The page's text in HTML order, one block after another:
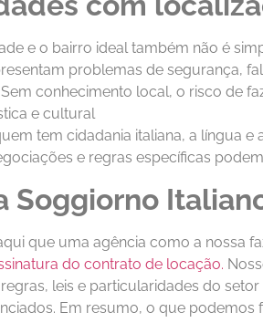
e o bairro ideal também não é
problemas de segurança,
conhecimento local, o risco de
e cultural
tem cidadania italiana, a língua
e regras específicas
Soggiorno
que uma agência como a nossa
do contrato de locação.
leis e particularidades do
Em resumo, o que podemos